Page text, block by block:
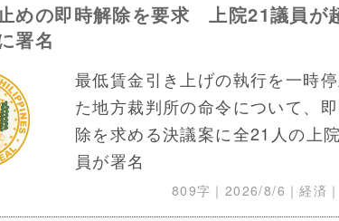
めの即時解除を要求 上院21議員が
署名
最低賃金引き上げの執行を一時停
た地方裁判所の命令について、
除を求める決議案に全21人の上
員が署名
809字｜ 2026/8/6 ｜経済｜